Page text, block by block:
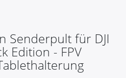
Senderpult für DJI
Edition - FPV